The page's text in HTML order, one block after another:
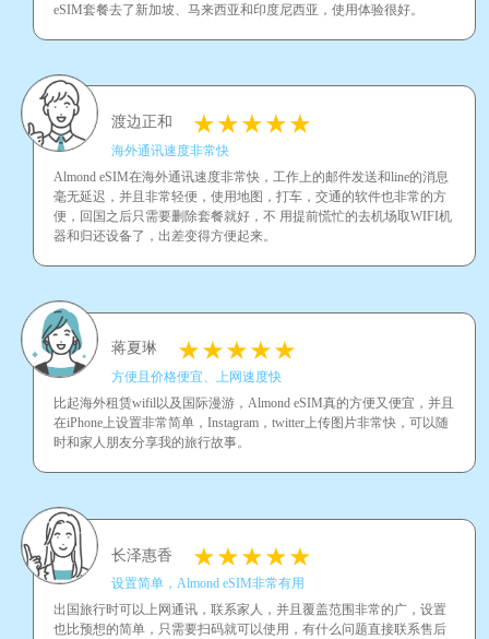
eSIM套餐去了新加坡、马来西亚和印度尼西亚，使用体验很好。
渡边正和
海外通讯速度非常快
Almond eSIM在海外通讯速度非常快，工作上的邮件发送和line的消息
毫无延迟，并且非常轻便，使用地图，打车，交通的软件也非常的方
便，回国之后只需要删除套餐就好，不 用提前慌忙的去机场取WIFI机
器和归还设备了，出差变得方便起来。
蒋夏琳
方便且价格便宜、上网速度快
比起海外租赁wifil以及国际漫游，Almond eSIM真的方便又便宜，并且
在iPhone上设置非常简单，Instagram，twitter上传图片非常快，可以随
时和家人朋友分享我的旅行故事。
长泽惠香
设置简单，Almond eSIM非常有用
出国旅行时可以上网通讯，联系家人，并且覆盖范围非常的广，设置
也比预想的简单，只需要扫码就可以使用，有什么问题直接联系售后